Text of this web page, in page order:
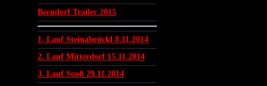
Berndorf Trailer 2015
1. Lauf Steinabrückl 8.11.2014
2. Lauf Mitterdorf 15.11.2014
3. Lauf Sooß 29.11.2014